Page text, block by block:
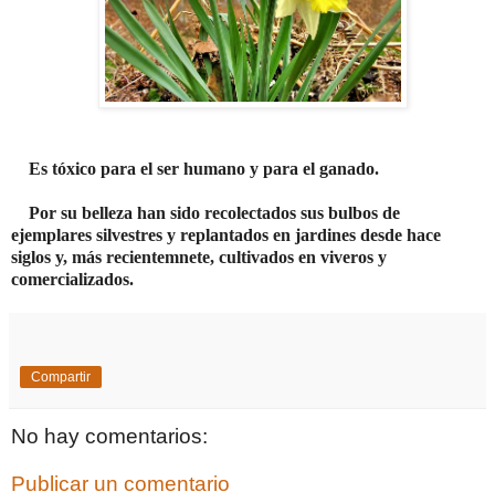
Es tóxico para el ser humano y para el ganado.
Por su belleza han sido recolectados sus bulbos de
ejemplares silvestres y replantados en jardines desde hace
siglos y, más recientemnete, cultivados en viveros y
comercializados.
Compartir
No hay comentarios:
Publicar un comentario